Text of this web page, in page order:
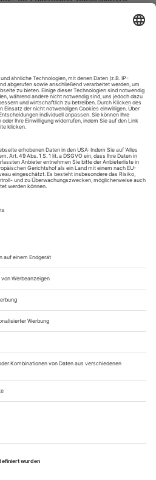
als bei Erich Wolfgang Korngolds
sich Oper nicht konzipieren. Das
Expansion und Verfeinerung.
ging es, zumindest auf
Man versteht sofort, warum
eigentlich dieser Zarathustra?
die Symphonien» – schrieb
1883 an Peter Gast. Musik ist
ein Auftragswerk für das
Querelen: Mehrmals musste
Teatro Colón in Buenos Aires
Vorhang endlich wieder aufgehen.
berühmtester Bau nun
2006 im legendären Teatro
die überfällige Rekonstruktion
entscheidende Phase trat, prägten
und Streit das inwendige
Restaurationsarbeit an den